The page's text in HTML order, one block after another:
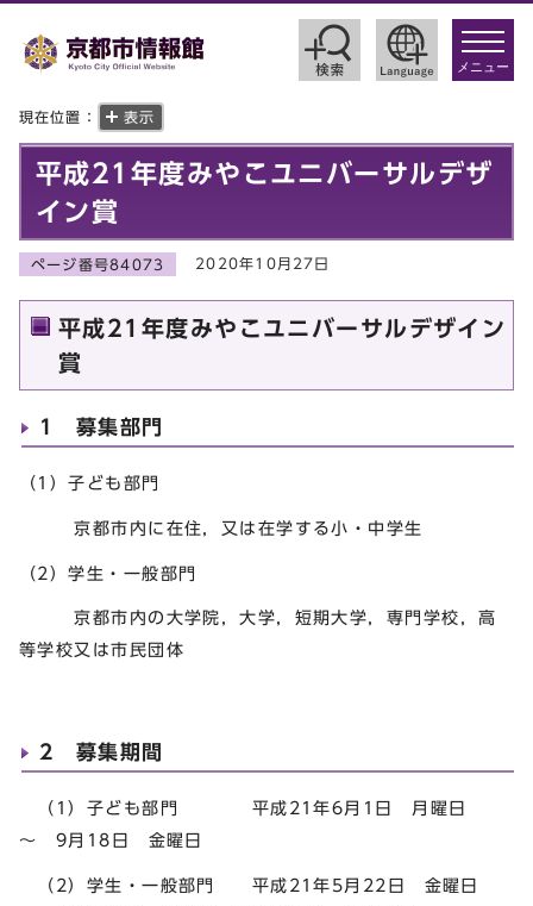
toggle
メニュー
現在位置： 表示
平成21年度みやこユニバーサルデザ
イン賞
ページ番号84073 2020年10月27日
平成21年度みやこユニバーサルデザイン
賞
1 募集部門
（1）子ども部門
京都市内に在住，又は在学する小・中学生
（2）学生・一般部門
京都市内の大学院，大学，短期大学，専門学校，高
等学校又は市民団体
2 募集期間
（1）子ども部門 平成21年6月1日 月曜日
～ 9月18日 金曜日
（2）学生・一般部門 平成21年5月22日 金曜日